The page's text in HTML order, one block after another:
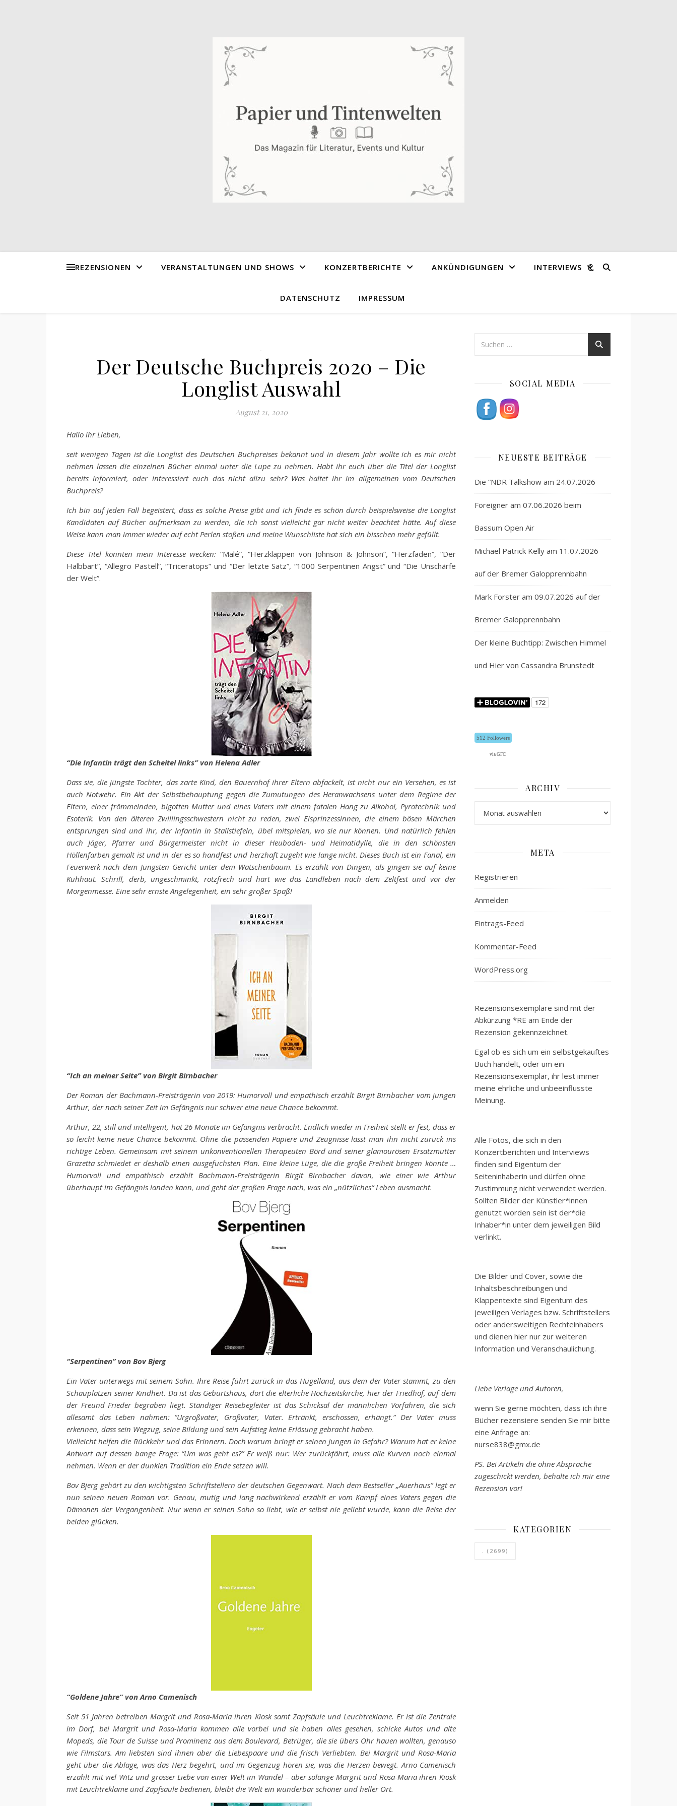
REZENSIONEN VERANSTALTUNGEN UND SHOWS KONZERTBERICHTE ANKÜNDIGUNGEN INTERVIEWS
DATENSCHUTZ IMPRESSUM
.
Der Deutsche Buchpreis 2020 – Die
Longlist Auswahl
August 21, 2020
Hallo ihr Lieben,
seit wenigen Tagen ist die Longlist des Deutschen Buchpreises bekannt und in diesem Jahr wollte ich es mir nicht
nehmen lassen die einzelnen Bücher einmal unter die Lupe zu nehmen. Habt ihr euch über die Titel der Longlist
bereits informiert, oder interessiert euch das nicht allzu sehr? Was haltet ihr im allgemeinen vom Deutschen
Buchpreis?
Ich bin auf jeden Fall begeistert, dass es solche Preise gibt und ich finde es schön durch beispielsweise die Longlist
Kandidaten auf Bücher aufmerksam zu werden, die ich sonst vielleicht gar nicht weiter beachtet hätte. Auf diese
Weise kann man immer wieder auf echt Perlen stoßen und meine Wunschliste hat sich ein bisschen mehr gefüllt.
Diese Titel konnten mein Interesse wecken: “Malé”, “Herzklappen von Johnson & Johnson”, “Herzfaden”, “Der
Halbbart”, “Allegro Pastell”, “Triceratops” und “Der letzte Satz”, “1000 Serpentinen Angst” und “Die Unschärfe
der Welt”.
“Die Infantin trägt den Scheitel links” von Helena Adler
Dass sie, die jüngste Tochter, das zarte Kind, den Bauernhof ihrer Eltern abfackelt, ist nicht nur ein Versehen, es ist
auch Notwehr. Ein Akt der Selbstbehauptung gegen die Zumutungen des Heranwachsens unter dem Regime der
Eltern, einer frömmelnden, bigotten Mutter und eines Vaters mit einem fatalen Hang zu Alkohol, Pyrotechnik und
Esoterik. Von den älteren Zwillingsschwestern nicht zu reden, zwei Eisprinzessinnen, die einem bösen Märchen
entsprungen sind und ihr, der Infantin in Stallstiefeln, übel mitspielen, wo sie nur können. Und natürlich fehlen
auch Jäger, Pfarrer und Bürgermeister nicht in dieser Heuboden- und Heimatidylle, die in den schönsten
Höllenfarben gemalt ist und in der es so handfest und herzhaft zugeht wie lange nicht. Dieses Buch ist ein Fanal, ein
Feuerwerk nach dem Jüngsten Gericht unter dem Watschenbaum. Es erzählt von Dingen, als gingen sie auf keine
Kuhhaut. Schrill, derb, ungeschminkt, rotzfrech und hart wie das Landleben nach dem Zeltfest und vor der
Morgenmesse. Eine sehr ernste Angelegenheit, ein sehr großer Spaß!
“Ich an meiner Seite” von Birgit Birnbacher
Der Roman der Bachmann-Preisträgerin von 2019: Humorvoll und empathisch erzählt Birgit Birnbacher vom jungen
Arthur, der nach seiner Zeit im Gefängnis nur schwer eine neue Chance bekommt.
Arthur, 22, still und intelligent, hat 26 Monate im Gefängnis verbracht. Endlich wieder in Freiheit stellt er fest, dass er
so leicht keine neue Chance bekommt. Ohne die passenden Papiere und Zeugnisse lässt man ihn nicht zurück ins
richtige Leben. Gemeinsam mit seinem unkonventionellen Therapeuten Börd und seiner glamourösen Ersatzmutter
Grazetta schmiedet er deshalb einen ausgefuchsten Plan. Eine kleine Lüge, die die große Freiheit bringen könnte …
Humorvoll und empathisch erzählt Bachmann-Preisträgerin Birgit Birnbacher davon, wie einer wie Arthur
überhaupt im Gefängnis landen kann, und geht der großen Frage nach, was ein „nützliches“ Leben ausmacht.
“Serpentinen” von Bov Bjerg
Ein Vater unterwegs mit seinem Sohn. Ihre Reise führt zurück in das Hügelland, aus dem der Vater stammt, zu den
Schauplätzen seiner Kindheit. Da ist das Geburtshaus, dort die elterliche Hochzeitskirche, hier der Friedhof, auf dem
der Freund Frieder begraben liegt. Ständiger Reisebegleiter ist das Schicksal der männlichen Vorfahren, die sich
allesamt das Leben nahmen: “Urgroßvater, Großvater, Vater. Ertränkt, erschossen, erhängt.” Der Vater muss
erkennen, dass sein Wegzug, seine Bildung und sein Aufstieg keine Erlösung gebracht haben.
Vielleicht helfen die Rückkehr und das Erinnern. Doch warum bringt er seinen Jungen in Gefahr? Warum hat er keine
Antwort auf dessen bange Frage: “Um was geht es?” Er weiß nur: Wer zurückfährt, muss alle Kurven noch einmal
nehmen. Wenn er der dunklen Tradition ein Ende setzen will.
Bov Bjerg gehört zu den wichtigsten Schriftstellern der deutschen Gegenwart. Nach dem Bestseller „Auerhaus“ legt er
nun seinen neuen Roman vor. Genau, mutig und lang nachwirkend erzählt er vom Kampf eines Vaters gegen die
Dämonen der Vergangenheit. Nur wenn er seinen Sohn so liebt, wie er selbst nie geliebt wurde, kann die Reise der
beiden glücken.
“Goldene Jahre” von Arno Camenisch
Seit 51 Jahren betreiben Margrit und Rosa-Maria ihren Kiosk samt Zapfsäule und Leuchtreklame. Er ist die Zentrale
im Dorf, bei Margrit und Rosa-Maria kommen alle vorbei und sie haben alles gesehen, schicke Autos und alte
Mopeds, die Tour de Suisse und Prominenz aus dem Boulevard, ­Betrüger, die sie übers Ohr hauen wollten, ­genauso
wie Filmstars. Am liebsten sind ihnen aber die Liebespaare und die frisch ­Verliebten. Bei Margrit und Rosa-Maria
geht über die ­Ablage, was das Herz begehrt, und im Gegenzug hören sie, was die Herzen bewegt. Arno Camenisch
erzählt mit viel Witz und grosser Liebe von einer Welt im Wandel – aber solange Margrit und Rosa-Maria ihren Kiosk
mit Leuchtreklame und Zapfsäule bedienen, bleibt die Welt ein wunderbar schöner und heller Ort.
SOCIAL MEDIA
NEUESTE BEITRÄGE
Die “NDR Talkshow am 24.07.2026
Foreigner am 07.06.2026 beim
Bassum Open Air
Michael Patrick Kelly am 11.07.2026
auf der Bremer Galopprennbahn
Mark Forster am 09.07.2026 auf der
Bremer Galopprennbahn
Der kleine Buchtipp: Zwischen Himmel
und Hier von Cassandra Brunstedt
512 Followers
via GFC
ARCHIV
META
Registrieren
Anmelden
Eintrags-Feed
Kommentar-Feed
WordPress.org
Rezensionsexemplare sind mit der
Abkürzung *RE am Ende der
Rezension gekennzeichnet.
Egal ob es sich um ein selbstgekauftes
Buch handelt, oder um ein
Rezensionsexemplar, ihr lest immer
meine ehrliche und unbeeinflusste
Meinung.
Alle Fotos, die sich in den
Konzertberichten und Interviews
finden sind Eigentum der
Seiteninhaberin und dürfen ohne
Zustimmung nicht verwendet werden.
Sollten Bilder der Künstler*innen
genutzt worden sein ist der*die
Inhaber*in unter dem jeweiligen Bild
verlinkt.
Die Bilder und Cover, sowie die
Inhaltsbeschreibungen und
Klappentexte sind Eigentum des
jeweiligen Verlages bzw. Schriftstellers
oder andersweitigen Rechteinhabers
und dienen hier nur zur weiteren
Information und Veranschaulichung.
Liebe Verlage und Autoren,
wenn Sie gerne möchten, dass ich ihre
Bücher rezensiere senden Sie mir bitte
eine Anfrage an:
nurse838@gmx.de
PS. Bei Artikeln die ohne Absprache
zugeschickt werden, behalte ich mir eine
Rezension vor!
KATEGORIEN
. (2699)